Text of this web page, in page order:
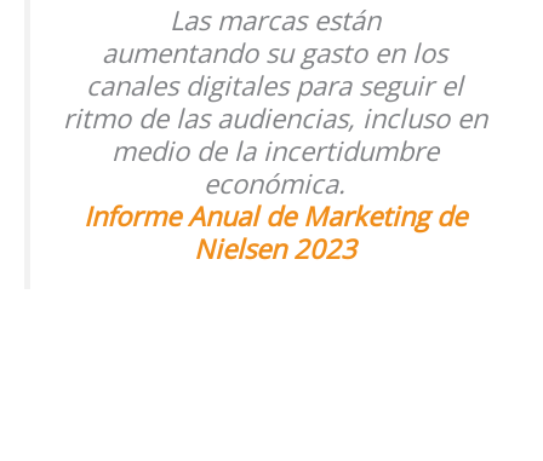
Las marcas están
aumentando su gasto en los
canales digitales para seguir el
ritmo de las audiencias, incluso en
medio de la incertidumbre
económica.
Informe Anual de Marketing de
Nielsen 2023